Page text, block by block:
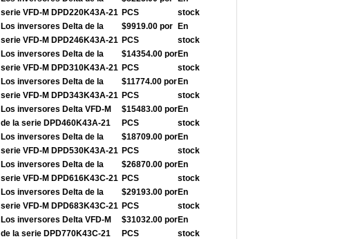
serie VFD-M DPD220K43A-21 PCS
stock
Los inversores Delta de la
serie VFD-M DPD246K43A-21
$9919.00 por
PCS
En
stock
Los inversores Delta de la
serie VFD-M DPD310K43A-21
$14354.00 por
PCS
En
stock
Los inversores Delta de la
serie VFD-M DPD343K43A-21
$11774.00 por
PCS
En
stock
Los inversores Delta VFD-M
de la serie DPD460K43A-21
$15483.00 por
PCS
En
stock
Los inversores Delta de la
serie VFD-M DPD530K43A-21
$18709.00 por
PCS
En
stock
Los inversores Delta de la
serie VFD-M DPD616K43C-21
$26870.00 por
PCS
En
stock
Los inversores Delta de la
serie VFD-M DPD683K43C-21
$29193.00 por
PCS
En
stock
Los inversores Delta VFD-M
de la serie DPD770K43C-21
$31032.00 por
PCS
En
stock